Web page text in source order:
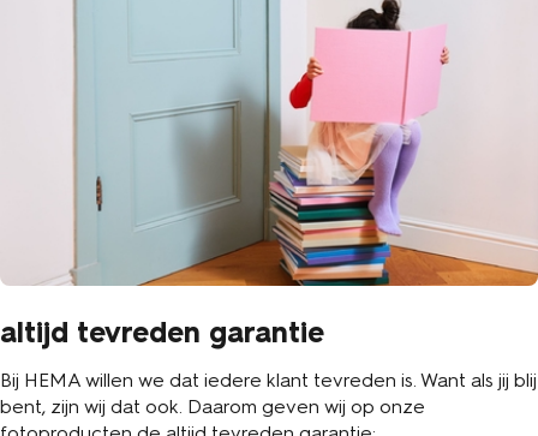
altijd tevreden garantie
Bij HEMA willen we dat iedere klant tevreden is. Want als jij blij
bent, zijn wij dat ook. Daarom geven wij op onze